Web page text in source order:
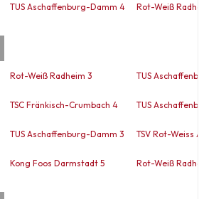
TUS Aschaffenburg-Damm 4 Rot-Weiß
Rot-Weiß Radheim 3 TUS
TSC Fränkisch-Crumbach 4 TUS
TUS Aschaffenburg-Damm 3 TSV Rot-Weiss
Kong Foos Darmstadt 5 Rot-Weiß